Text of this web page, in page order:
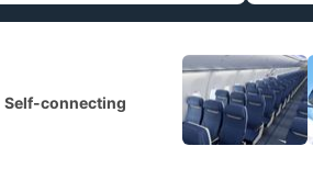
Self-connecting